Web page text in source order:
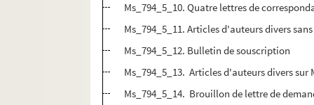
Ms_794_5_10. Quatre lettres de
Ms_794_5_11. Articles d'auteurs divers
Ms_794_5_12. Bulletin de souscription
Ms_794_5_13. Articles d'auteurs divers sur
Ms_794_5_14. Brouillon de lettre de